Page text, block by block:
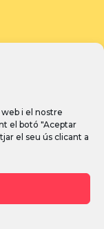
i el nostre
el botó "Aceptar
el seu ús clicant a